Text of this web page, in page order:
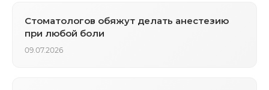
Стоматологов обяжут делать анестезию
при любой боли
09.07.2026